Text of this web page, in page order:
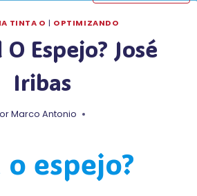
TINTA O | OPTIMIZANDO
Espejo? José
Iribas
Marco Antonio
espejo?